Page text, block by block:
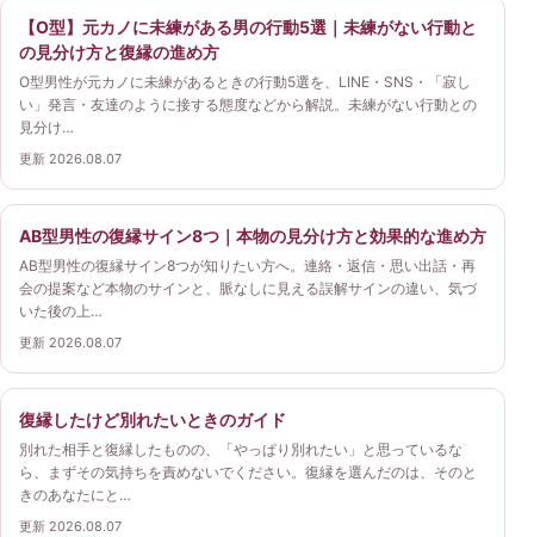
【O型】元カノに未練がある男の行動5選｜未練がない行動と
の見分け方と復縁の進め方
O型男性が元カノに未練があるときの行動5選を、LINE・SNS・「寂し
い」発言・友達のように接する態度などから解説。未練がない行動との
見分け…
更新 2026.08.07
AB型男性の復縁サイン8つ｜本物の見分け方と効果的な進め方
AB型男性の復縁サイン8つが知りたい方へ。連絡・返信・思い出話・再
会の提案など本物のサインと、脈なしに見える誤解サインの違い、気づ
いた後の上…
更新 2026.08.07
復縁したけど別れたいときのガイド
別れた相手と復縁したものの、「やっぱり別れたい」と思っているな
ら、まずその気持ちを責めないでください。復縁を選んだのは、そのと
きのあなたにと…
更新 2026.08.07